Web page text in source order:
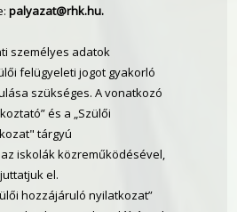
palyazat@rhk.hu.
személyes adatok
felügyeleti jogot gyakorló
szükséges. A vonatkozó
és a „Szülői
tárgyú
iskolák közreműködésével,
el.
hozzájáruló nyilatkozat”